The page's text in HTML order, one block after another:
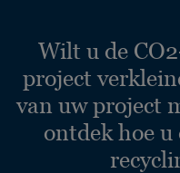
Wilt u de
project
van uw project
ontdek hoe